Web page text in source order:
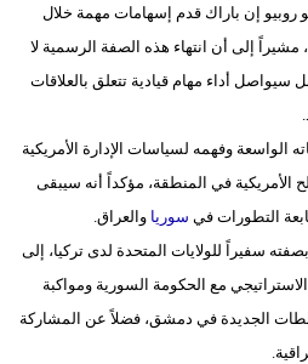
مدوَّنات
فيديو
روبيو إن باراك قدم إسهامات مهمة خلال
مشيراً إلى أن انتهاء هذه الصفة الرسمية لا
سيواصل أداء مهام قيادية تتعلق بالعلاقات
الواسعة وفهمه لسياسات الإدارة الأمريكية
في المنطقة، مؤكداً أنه سيبقى
التطورات في سوريا والعراق.
سفيراً للولايات المتحدة لدى تركيا، إلى
مع الحكومة السورية ومواكبة
الجديدة في دمشق، فضلاً عن المشاركة